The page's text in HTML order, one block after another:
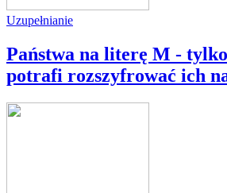
Uzupełnianie
Państwa na literę M -
potrafi rozszyfrować ich